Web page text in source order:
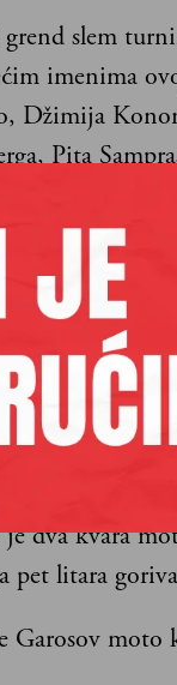
slem
imenima
Džimija
Pita
igrača
po kojoj je i
njih, već po –
je preleteo
dva kvara
pet litara
Garosov moto